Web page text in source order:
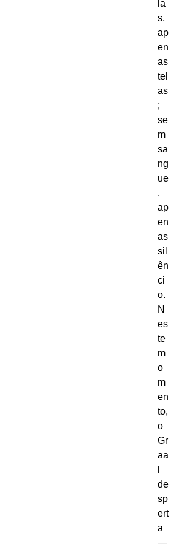
la
s,
ap
en
as
tel
as
;
se
m
sa
ng
ue
,
ap
en
as
sil
ên
ci
o.
N
es
te
m
o
m
en
to,
o
Gr
aa
de
sp
ert
a